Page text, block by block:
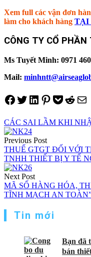
Xem full các vận đơn
làm cho khách hàng TẠI
CÔNG TY CỔ
Ms Tuyết Minh: 0971
Mail:
Share on Facebook
Tweet on Twitter
Share on LinkedIn
Pin on Pinterest
Save to pocket
Share on Reddit
Share
CÁC SAI LẦM KHI
Điều
hướng
bài
viết
Previous Post
THUẾ GTGT ĐỐI VỚI
TNHH THIẾT BỊ Y TẾ
Next Post
MÃ SỐ HÀNG HÓA,
TĨNH MẠCH AN
Tin mới
Bạn đã
bán